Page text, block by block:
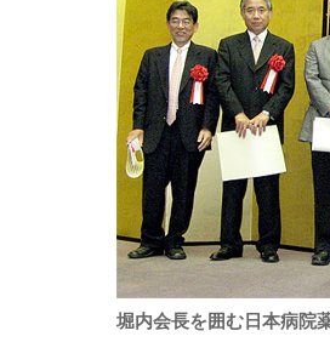
堀内会長を囲む日本病院